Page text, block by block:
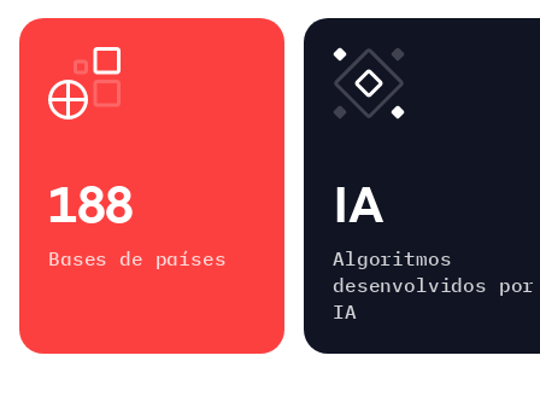
188
Bases de países
IA
Algoritmos
desenvolvidos por
IA